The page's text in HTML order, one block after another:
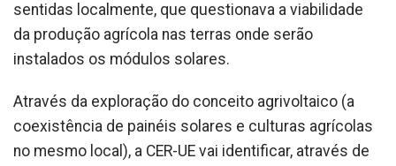
sentidas localmente, que questionava a viabilidade
da produção agrícola nas terras onde serão
instalados os módulos solares.
Através da exploração do conceito agrivoltaico (a
coexistência de painéis solares e culturas agrícolas
no mesmo local), a CER-UE vai identificar, através de